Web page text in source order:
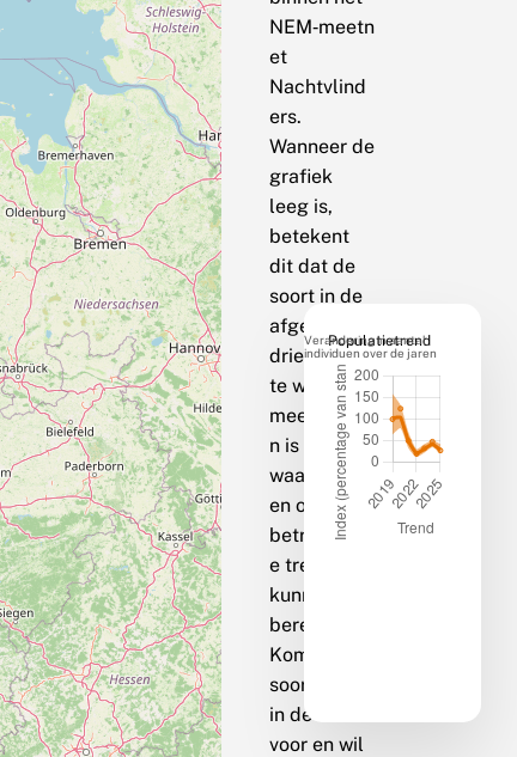
NEM‑meetn
et
Nachtvlind
ers.
Wanneer de
grafiek
leeg is,
betekent
dit dat de
soort in de
afgelopen
drie jaar op
te weinig
meetpunte
n is
waargenom
en om een
betrouwbar
e trend te
kunnen
berekenen.
Komt de
soort bij jou
in de buurt
voor en wil
Populatietrend
Verandering in aantal
individuen over de jaren